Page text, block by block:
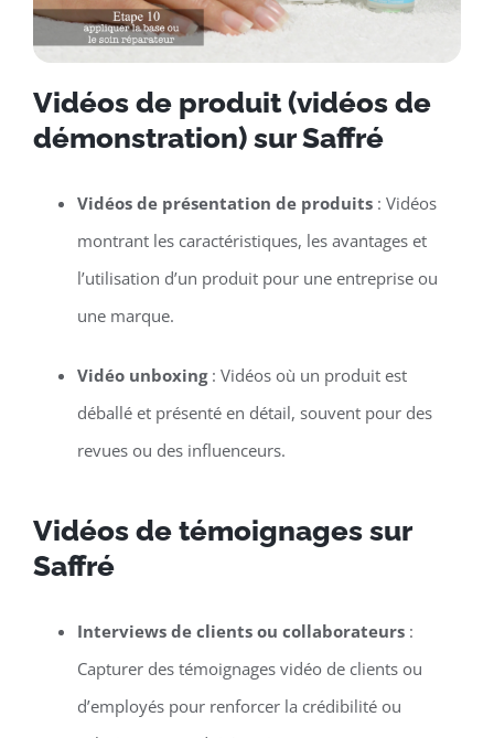
Vidéos de produit (vidéos de
démonstration) sur Saffré
Vidéos de présentation de produits: Vidéos
montrant les caractéristiques, les avantages et
l’utilisation d’un produit pour une entreprise ou
une marque.
Vidéo unboxing: Vidéos où un produit est
déballé et présenté en détail, souvent pour des
revues ou des influenceurs.
Vidéos de témoignages sur
Saffré
Interviews de clients ou collaborateurs:
Capturer des témoignages vidéo de clients ou
d’employés pour renforcer la crédibilité ou